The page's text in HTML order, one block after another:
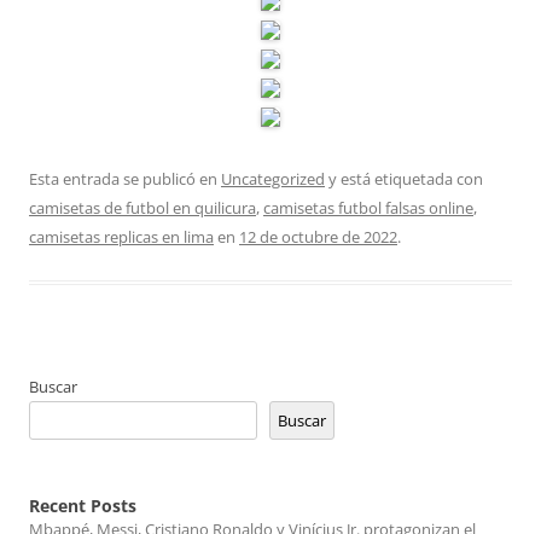
Esta entrada se publicó en Uncategorized y está etiquetada con
camisetas de futbol en quilicura,camisetas futbol falsas online,
camisetas replicas en lima en 12 de octubre de 2022.
Buscar
Buscar
Recent Posts
Mbappé, Messi, Cristiano Ronaldo y Vinícius Jr. protagonizan el